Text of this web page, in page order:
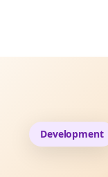
Development